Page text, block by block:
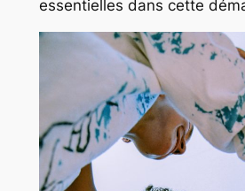
essentielles dans cette